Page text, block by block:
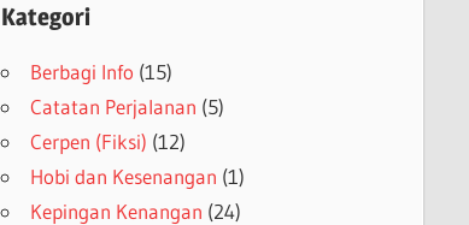
Kategori
Berbagi Info (15)
Catatan Perjalanan (5)
Cerpen (Fiksi) (12)
Hobi dan Kesenangan (1)
Kepingan Kenangan (24)